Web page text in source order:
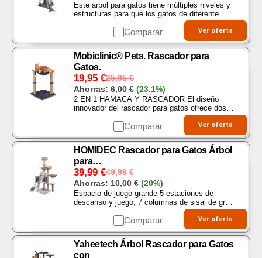
Este árbol para gatos tiene múltiples niveles y
estructuras para que los gatos de diferente
tamaño jueguen y duerman dentro de ella. Casa
para gatos multifuncional que cuenta con
diferentes…
Comparar Ver oferta
Mobiclinic® Pets. Rascador para
Gatos.
25,95€
19,95 €
Ahorras: 6,00 € (23.1%)
2 EN 1 HAMACA Y RASCADOR El diseño
innovador del rascador para gatos ofrece dos
postes rascadores y una hamaca integrada,
proporcionando a las mascotas un espacio
completo para…
Comparar Ver oferta
HOMIDEC Rascador para Gatos Árbol
para…
49,99€
39,99 €
Ahorras: 10,00 € (20%)
Espacio de juego grande 5 estaciones de
descanso y juego, 7 columnas de sisal de gran
tamaño, 1 cueva suave y tierna, 1 nido de gato
colgante, 2 teasers de gato, 1 bola colgante.
Una cueva…
Comparar Ver oferta
Yaheetech Árbol Rascador para Gatos
con